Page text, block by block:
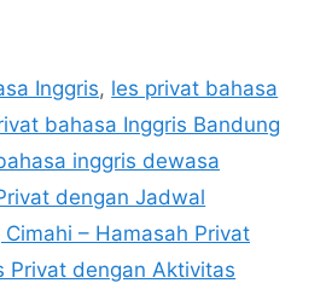
Inggris, les privat bahasa
bahasa Inggris Bandung
inggris dewasa
dengan Jadwal
– Hamasah Privat
Privat dengan Aktivitas